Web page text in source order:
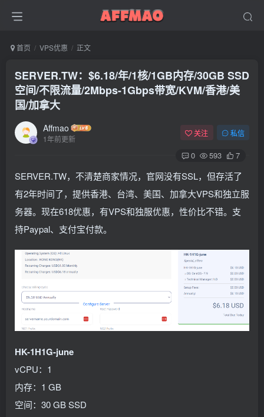
首页 VPS优惠 正文
SERVER.TW：$6.18/年/1核/1GB内存/30GB SSD
空间/不限流量/2Mbps-1Gbps带宽/KVM/香港/美
国/加拿大
Affmao
1年前更新
关注 私信
0 593 7
SERVER.TW，不清楚商家情况，官网没有SSL，但存活了
有2年时间了，提供香港、台湾、美国、加拿大VPS和独立服
务器。现在618优惠，有VPS和独服优惠，性价比不错。支
持Paypal、支付宝付款。
HK-1H1G-june
vCPU：1
内存：1 GB
空间：30 GB SSD